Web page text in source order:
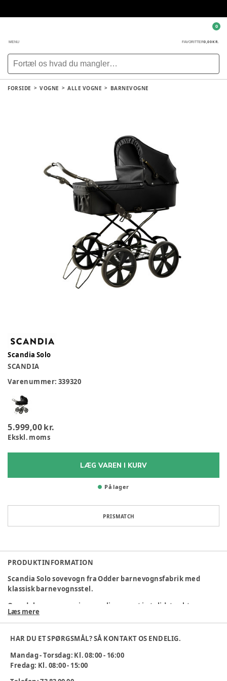
MENU FAVORITTER0,00 KR.
0
FORSIDE VOGNE ALLE VOGNE BARNEVOGNE
Scandia Solo
SCANDIA
Varenummer: 339320
5.999,00 kr.
Ekskl. moms
LÆG VAREN I KURV
På lager
PRISMATCH
PRODUKTINFORMATION
Scandia Solo sovevogn fra Odder barnevognsfabrik med
klassisk barnevognsstel.
Overdelen er rengøringsvenlig og syet i et slidstærkt
læderlook tekstil. Den er let at rengøre med vand og sæbe.
Tekstil er PVC-frit og særdeles holdbart og vandtæt.
• Galvaniseret og pulverlakeret stel for maksimal
beskyttelse mod rust
• Skruer, nitter og bolte er af rustfri stål
Læs mere
HAR DU ET SPØRGSMÅL? SÅ KONTAKT OS ENDELIG.
Mandag - Torsdag: Kl. 08:00 - 16:00
Fredag: Kl. 08:00 - 15:00